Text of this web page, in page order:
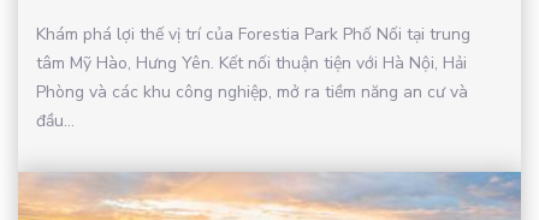
Khám phá lợi thế vị trí của Forestia Park Phố Nối tại trung
tâm Mỹ Hào, Hưng Yên. Kết nối thuận tiện với Hà Nội, Hải
Phòng và các khu công nghiệp, mở ra tiềm năng an cư và
đầu...